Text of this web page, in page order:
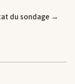
du sondage →